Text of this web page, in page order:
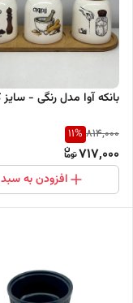
بانکه آوا مدل رنگی - سایز کوچک
814,000
11%
717,000
افزودن به سبد